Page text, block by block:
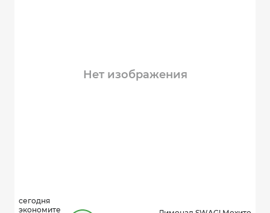
Нет изображения
сегодня
экономите